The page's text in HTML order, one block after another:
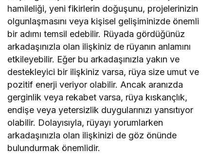
hamileliği, yeni fikirlerin doğuşunu, projelerinizin
olgunlaşmasını veya kişisel gelişiminizde önemli
bir adımı temsil edebilir. Rüyada gördüğünüz
arkadaşınızla olan ilişkiniz de rüyanın anlamını
etkileyebilir. Eğer bu arkadaşınızla yakın ve
destekleyici bir ilişkiniz varsa, rüya size umut ve
pozitif enerji veriyor olabilir. Ancak aranızda
gerginlik veya rekabet varsa, rüya kıskançlık,
endişe veya yetersizlik duygularınızı yansıtıyor
olabilir. Dolayısıyla, rüyayı yorumlarken
arkadaşınızla olan ilişkinizi de göz önünde
bulundurmak önemlidir.